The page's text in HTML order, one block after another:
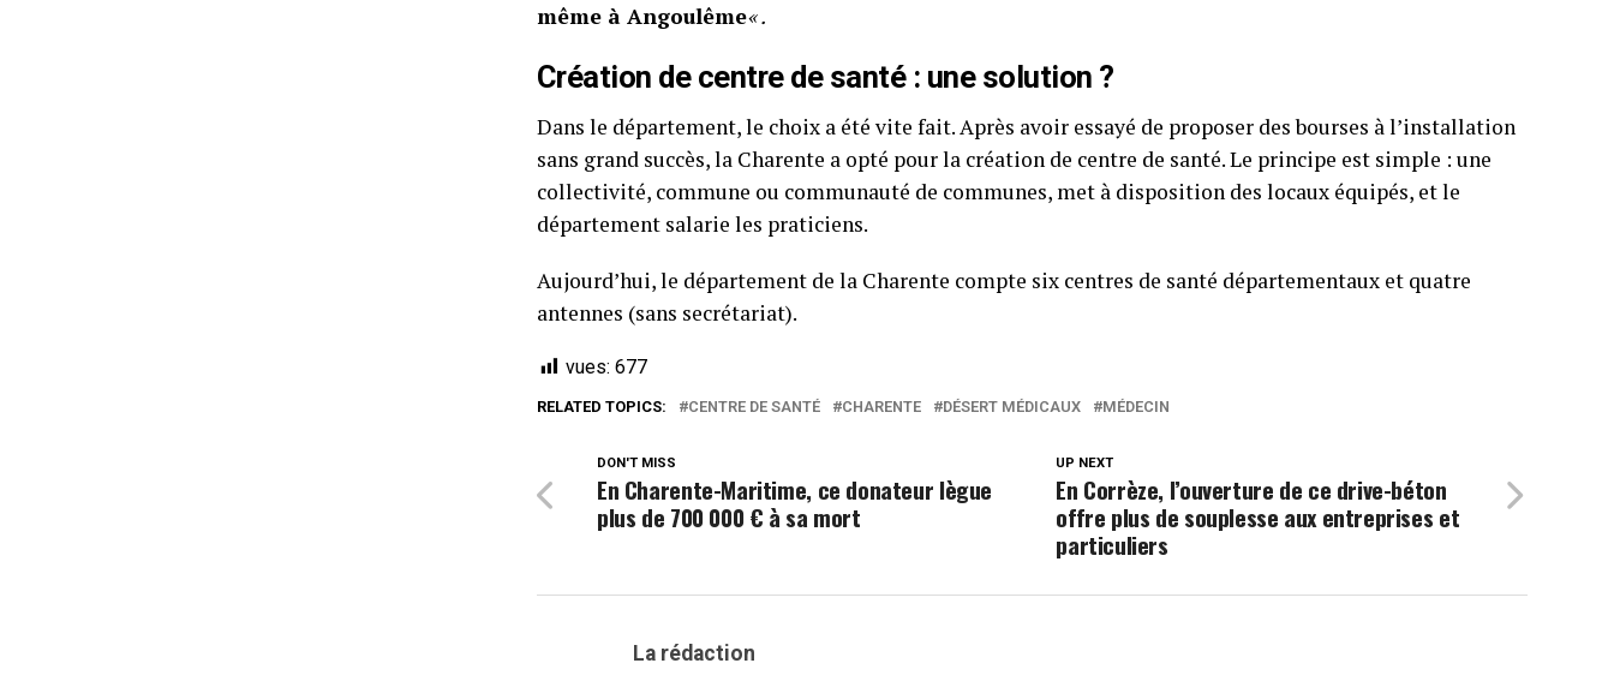
même à Angoulême« .
Création de centre de santé : une solution ?
Dans le département, le choix a été vite fait. Après avoir essayé de proposer des bourses à l’installation
sans grand succès, la Charente a opté pour la création de centre de santé. Le principe est simple : une
collectivité, commune ou communauté de communes, met à disposition des locaux équipés, et le
département salarie les praticiens.
Aujourd’hui, le département de la Charente compte six centres de santé départementaux et quatre
antennes (sans secrétariat).
vues: 677
RELATED TOPICS: CENTRE DE SANTÉ CHARENTE DÉSERT MÉDICAUX MÉDECIN
UP NEXT
En Corrèze, l’ouverture de ce drive-béton
offre plus de souplesse aux entreprises et
particuliers
DON'T MISS
En Charente-Maritime, ce donateur lègue
plus de 700 000 € à sa mort
La rédaction